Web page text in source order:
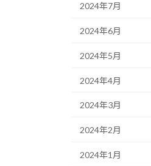
2024年7月
2024年6月
2024年5月
2024年4月
2024年3月
2024年2月
2024年1月